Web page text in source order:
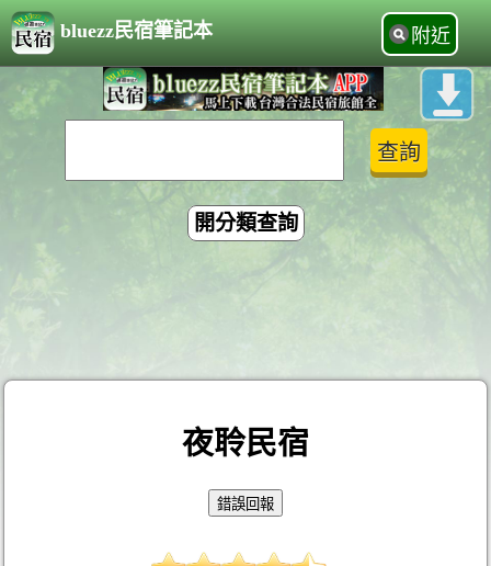
bluezz民宿筆記本 附近
開分類查詢
夜聆民宿